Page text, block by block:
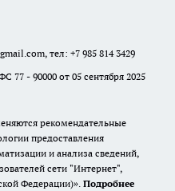
тел: +7 985 814 3429
77 - 90000 от 05 сентября 2025
рекомендательные
предоставления
и анализа сведений,
сети "Интернет",
Федерации)». Подробнее